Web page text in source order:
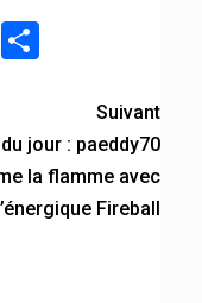
Copy
Suivant
jour : paeddy70
la flamme avec
Fireball